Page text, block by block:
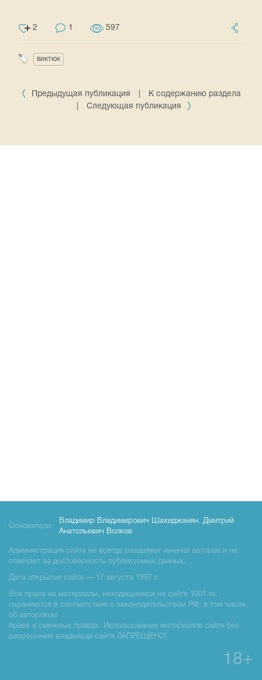
2 1 597
виктюк
Предыдущая публикация
К содержанию раздела
Следующая публикация
Основатели:
Владимир Владимирович Шахиджанян, Дмитрий
Анатольевич Волков
Администрация сайта не всегда разделяет мнения авторов и не
отвечает за достоверность публикуемых данных.
Дата открытия сайта — 17 августа 1997 г.
Все права на материалы, находящиемся на сайте 1001.ru,
охраняются в соответствии с законодательством РФ, в том числе,
об авторском
праве и смежных правах. Использование материалов сайте без
разрешения владельца сайта ЗАПРЕЩЕНО!
18+